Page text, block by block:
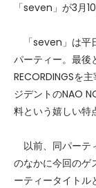
「seven」が3月
「seven」は平
パーティー。最後
RECORDINGSを
ジデントのNAO
料という嬉しい特
以前、同パーテ
のなかに今回のゲ
ーティータイト